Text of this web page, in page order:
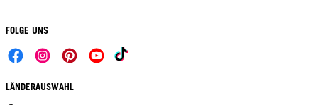
FOLGE UNS
LÄNDERAUSWAHL